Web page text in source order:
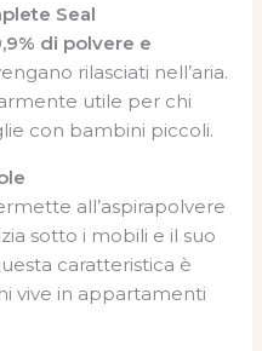
Seal
di polvere e
rilasciati nell’aria.
utile per chi
con bambini piccoli.
all’aspirapolvere
sotto i mobili e il suo
caratteristica è
vive in appartamenti